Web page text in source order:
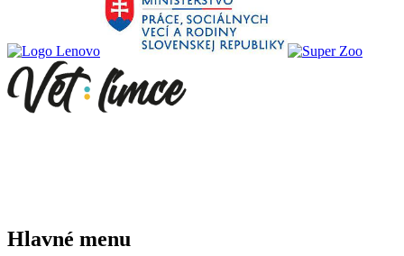
Hlavné menu